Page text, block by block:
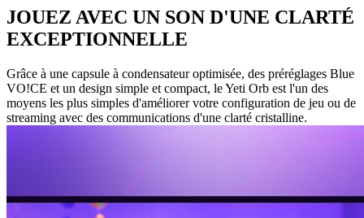
JOUEZ AVEC UN SON D'UNE CLARTÉ
EXCEPTIONNELLE
Grâce à une capsule à condensateur optimisée, des préréglages Blue
VO!CE et un design simple et compact, le Yeti Orb est l'un des
moyens les plus simples d'améliorer votre configuration de jeu ou de
streaming avec des communications d'une clarté cristalline.